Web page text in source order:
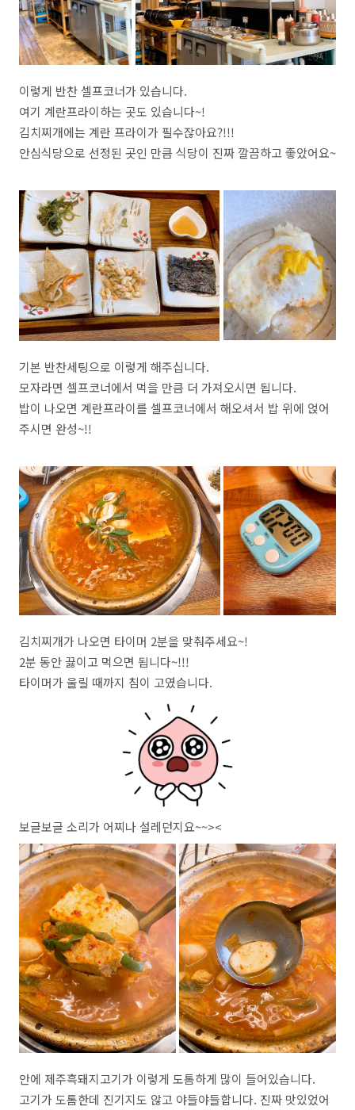
이렇게 반찬 셀프코너가 있습니다.
여기 계란프라이하는 곳도 있습니다~!
김치찌개에는 계란 프라이가 필수잖아요?!!!
안심식당으로 선정된 곳인 만큼 식당이 진짜 깔끔하고 좋았어요~
기본 반찬세팅으로 이렇게 해주십니다.
모자라면 셀프코너에서 먹을 만큼 더 가져오시면 됩니다.
밥이 나오면 계란프라이를 셀프코너에서 해오셔서 밥 위에 얹어
주시면 완성~!!
김치찌개가 나오면 타이머 2분을 맞춰주세요~!
2분 동안 끓이고 먹으면 됩니다~!!!
타이머가 울릴 때까지 침이 고였습니다.
보글보글 소리가 어찌나 설레던지요~~><
안에 제주흑돼지고기가 이렇게 도톰하게 많이 들어있습니다.
고기가 도톰한데 진기지도 않고 야들야들합니다. 진짜 맛있었어